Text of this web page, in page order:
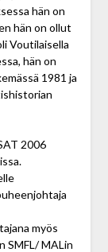
hän on
hän on ollut
Voutilaisella
hän on
1981 ja
2006
myös
SMFL/ MALin